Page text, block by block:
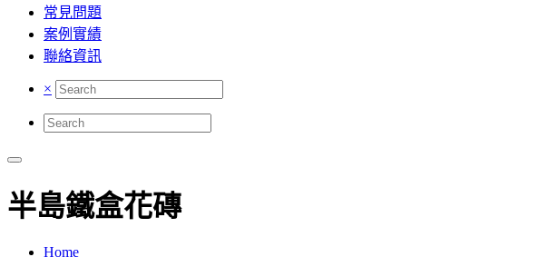
常見問題
案例實績
聯絡資訊
×
半島鐵盒花磚
Home